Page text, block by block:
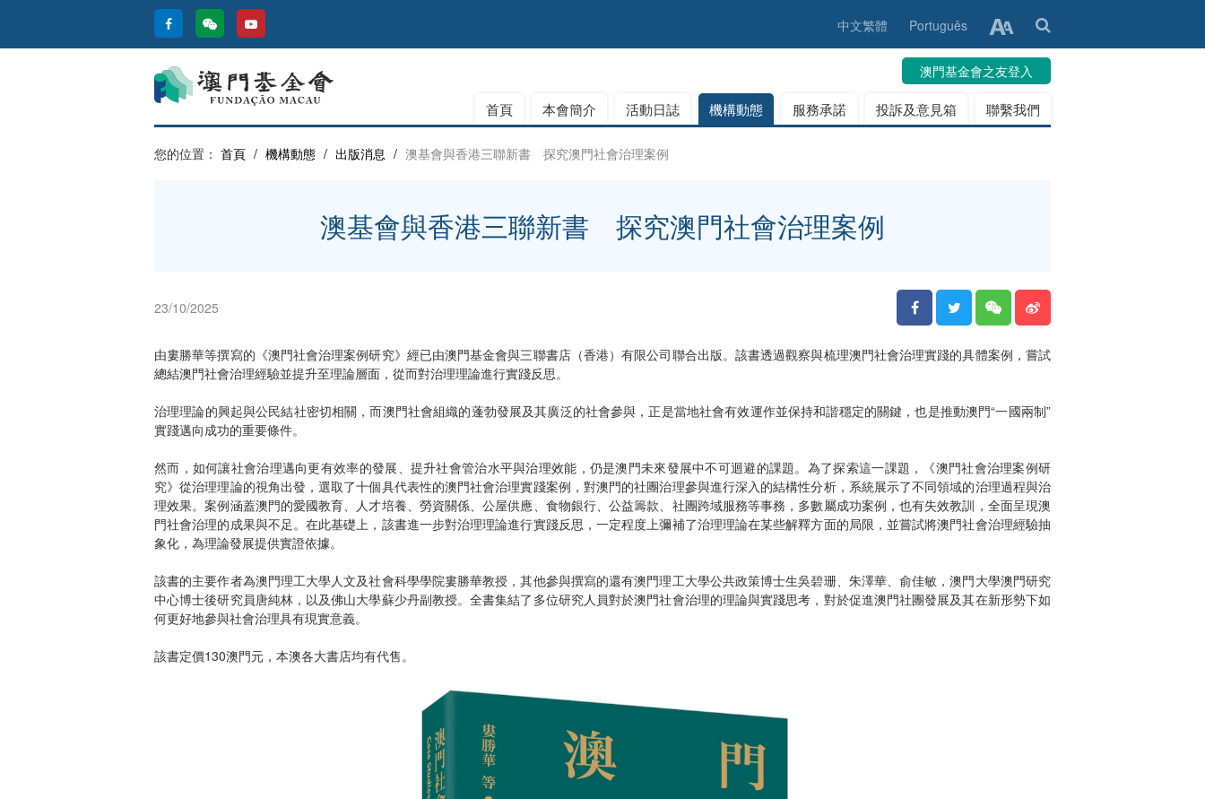
中文繁體 Português
澳門基金會之友登入
首頁 本會簡介 活動日誌 機構動態 服務承諾 投訴及意見箱 聯繫我們
您的位置： 首頁 / 機構動態 / 出版消息 / 澳基會與香港三聯新書 探究澳門社會治理案例
澳基會與香港三聯新書 探究澳門社會治理案例
23/10/2025
由婁勝華等撰寫的《澳門社會治理案例研究》經已由澳門基金會與三聯書店（香港）有限公司聯合出版。該書透過觀察與梳理澳門社會治理實踐的具體案例，嘗試
總結澳門社會治理經驗並提升至理論層面，從而對治理理論進行實踐反思。
治理理論的興起與公民結社密切相關，而澳門社會組織的蓬勃發展及其廣泛的社會參與，正是當地社會有效運作並保持和諧穩定的關鍵，也是推動澳門“一國兩制”
實踐邁向成功的重要條件。
然而，如何讓社會治理邁向更有效率的發展、提升社會管治水平與治理效能，仍是澳門未來發展中不可迴避的課題。為了探索這一課題，《澳門社會治理案例研
究》從治理理論的視角出發，選取了十個具代表性的澳門社會治理實踐案例，對澳門的社團治理參與進行深入的結構性分析，系統展示了不同領域的治理過程與治
理效果。案例涵蓋澳門的愛國教育、人才培養、勞資關係、公屋供應、食物銀行、公益籌款、社團跨域服務等事務，多數屬成功案例，也有失效教訓，全面呈現澳
門社會治理的成果與不足。在此基礎上，該書進一步對治理理論進行實踐反思，一定程度上彌補了治理理論在某些解釋方面的局限，並嘗試將澳門社會治理經驗抽
象化，為理論發展提供實證依據。
該書的主要作者為澳門理工大學人文及社會科學學院婁勝華教授，其他參與撰寫的還有澳門理工大學公共政策博士生吳碧珊、朱澤華、俞佳敏，澳門大學澳門研究
中心博士後研究員唐純林，以及佛山大學蘇少丹副教授。全書集結了多位研究人員對於澳門社會治理的理論與實踐思考，對於促進澳門社團發展及其在新形勢下如
何更好地參與社會治理具有現實意義。
該書定價130澳門元，本澳各大書店均有代售。